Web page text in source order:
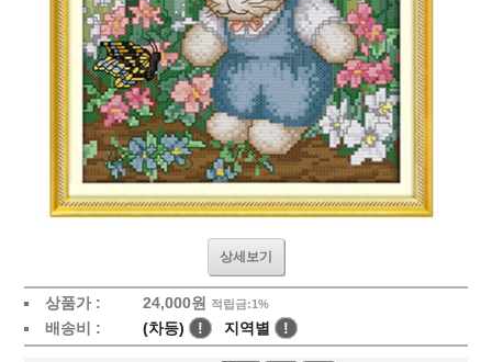
상세보기
상품가 : 24,000원 적립금:1%
배송비 : (차등) ! 지역별 !